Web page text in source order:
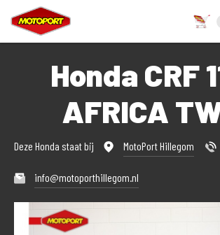
Honda CRF
AFRICA
Deze Honda staat bij MotoPort Hillegom
info@motoporthillegom.nl